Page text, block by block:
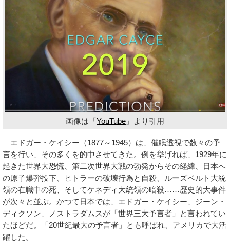
画像は「YouTube 」より引用
エドガー・ケイシー（1877～1945）は、催眠透視で数々の予
言を行い、その多くを的中させてきた。例を挙げれば、1929年に
起きた世界大恐慌、第二次世界大戦の勃発からその経緯、日本へ
の原子爆弾投下、ヒトラーの破壊行為と自殺、ルーズベルト大統
領の在職中の死、そしてケネディ大統領の暗殺……歴史的大事件
が次々と並ぶ。かつて日本では、エドガー・ケイシー、ジーン・
ディクソン、ノストラダムスが「世界三大予言者」と言われてい
たほどだ。「20世紀最大の予言者」とも呼ばれ、アメリカで大活
躍した。